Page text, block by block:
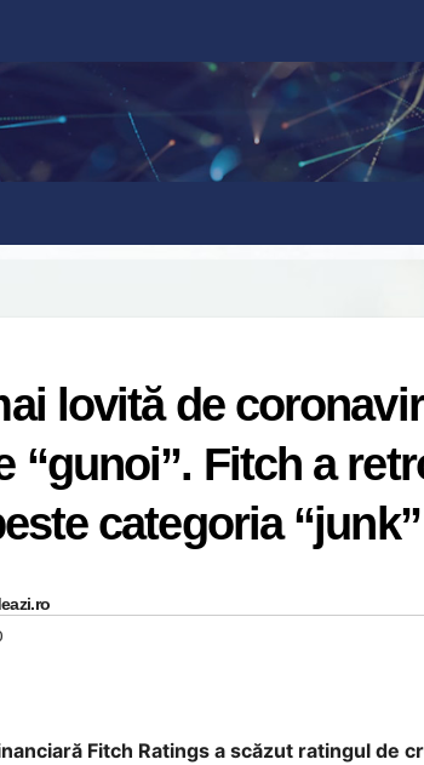
lovită de
“gunoi”. Fitch a
categoria “junk”
Fitch Ratings a scăzut ratingul de